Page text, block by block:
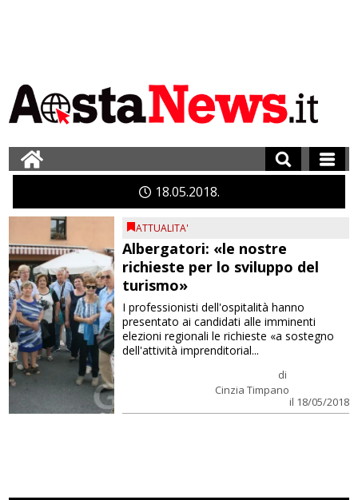
1805 2018
ATTUALITA'
Albergatori: «le nostre
richieste per lo sviluppo del
turismo»
di
Cinzia Timpano
il 18/05/2018
I professionisti dell'ospitalità hanno
presentato ai candidati alle imminenti
elezioni regionali le richieste «a sostegno
dell'attività imprenditorial...